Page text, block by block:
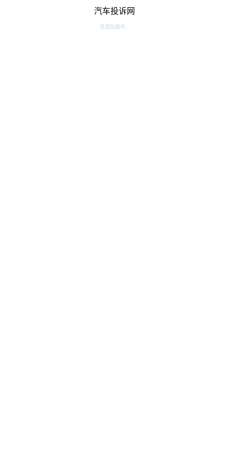
汽车投诉网
资源加载中...